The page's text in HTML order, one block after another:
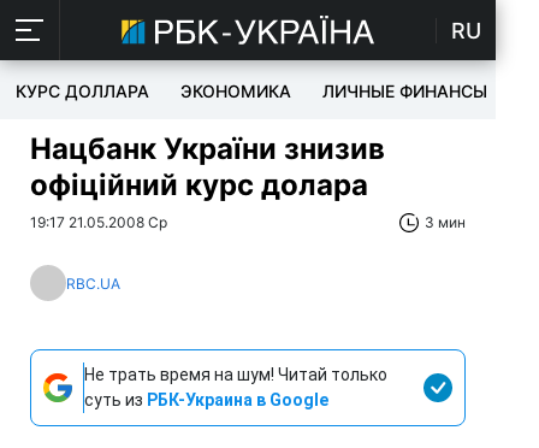
RU
КУРС ДОЛЛАРА ЭКОНОМИКА ЛИЧНЫЕ ФИНАНСЫ
Нацбанк України знизив
офіційний курс долара
19:17 21.05.2008 Ср 3 мин
RBC.UA
Не трать время на шум! Читай только
суть из РБК-Украина в Google